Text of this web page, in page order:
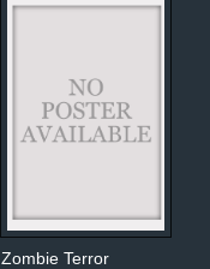
Zombie Terror